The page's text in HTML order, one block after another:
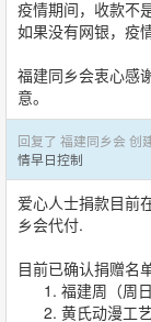
疫情期间，收款不
如果没有网银，疫
福建同乡会衷心感
意。
回复了 福建同乡会 创
情早日控制
爱心人士捐款目前
乡会代付.
目前已确认捐赠名
福建周（周
黄氏动漫工